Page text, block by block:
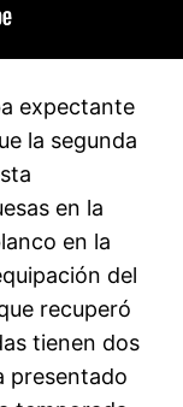
expectante
la segunda
en la
en la
del
recuperó
tienen dos
presentado